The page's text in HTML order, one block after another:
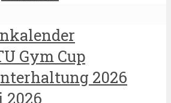
Gym Cup
2026
2026